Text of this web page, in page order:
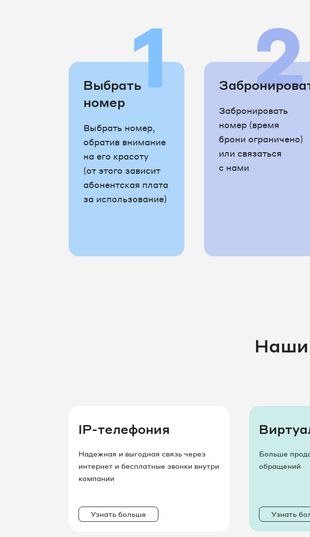
1
Выбрать
номер
Выбрать номер,
обратив внимание
на его красоту
(от этого зависит
абонентская плата
за использование)
2
Забронировать
номер (время
брони ограничено)
или связаться
с нами
Наши
IP-телефония
Надежная и выгодная связь через
интернет и бесплатные звонки внутри
компании
Узнать больше
Больше
обращений
Узнать